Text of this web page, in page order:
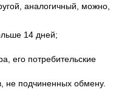
аналогичный, можно,
14 дней;
его потребительские
не подчиненных обмену.